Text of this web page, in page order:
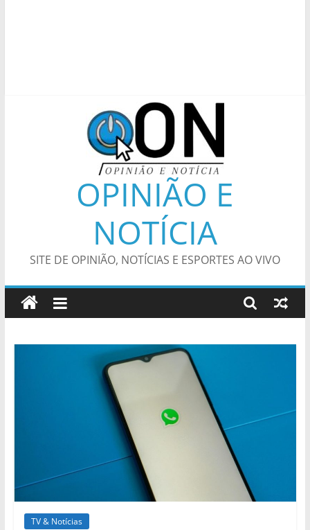
OPINIÃO E
NOTÍCIA
SITE DE OPINIÃO, NOTÍCIAS E ESPORTES AO VIVO
TV & Notícias